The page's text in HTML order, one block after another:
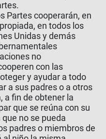
Partes cooperarán, en
en todos los
Unidas y demás
no
con las
y ayudar a todo
a sus padres o a otros
a fin de obtener la
que se reúna con su
no se pueda
padres o miembros de